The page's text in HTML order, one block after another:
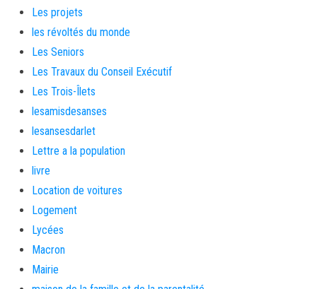
Les projets
les révoltés du monde
Les Seniors
Les Travaux du Conseil Exécutif
Les Trois-Îlets
lesamisdesanses
lesansesdarlet
Lettre a la population
livre
Location de voitures
Logement
Lycées
Macron
Mairie